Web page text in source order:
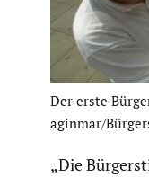
Der erste
aginmar/
„Die